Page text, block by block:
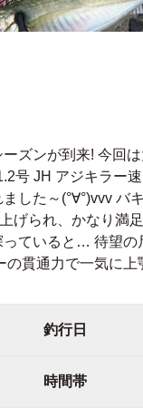
ズンが到来! 今回
号 JH アジキラー
た～(°∀°)vvv バ
げられ、かなり満
っていると… 待望
の貫通力で一気に
釣行日
時間帯